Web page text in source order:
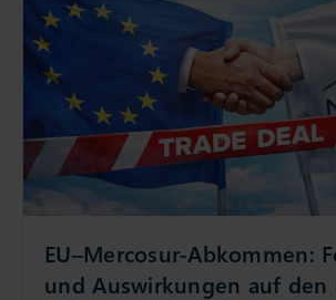
EU–Mercosur-Abkommen:
und Auswirkungen auf den